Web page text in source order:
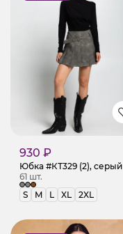
930 ₽
Юбка #КТ329 (2), серый
61 шт.
S
M L XL 2XL